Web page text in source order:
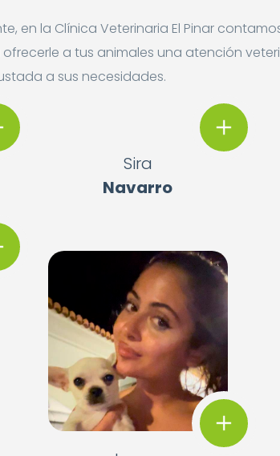
en la Clínica Veterinaria El Pinar
a tus animales una atención
a sus necesidades.
Sira
Navarro